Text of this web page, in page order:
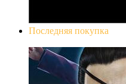
Последняя покупка